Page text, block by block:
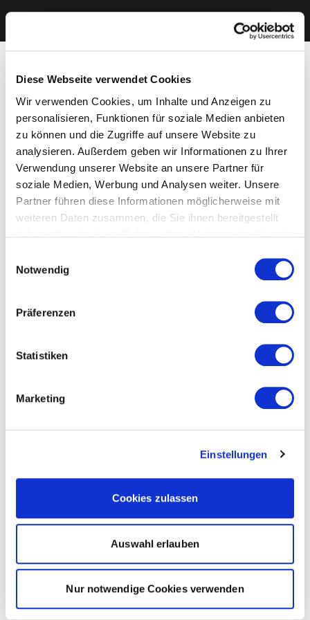
Diese Webseite verwendet Cookies
Wir verwenden Cookies, um Inhalte und Anzeigen zu
personalisieren, Funktionen für soziale Medien anbieten
zu können und die Zugriffe auf unsere Website zu
analysieren. Außerdem geben wir Informationen zu Ihrer
Verwendung unserer Website an unsere Partner für
soziale Medien, Werbung und Analysen weiter. Unsere
Partner führen diese Informationen möglicherweise mit
weiteren Daten zusammen, die Sie ihnen bereitgestellt
Cookies, wenn Sie unsere Webseite weiterhin nutzen.
Notwendig
Präferenzen
Statistiken
Marketing
Einstellungen
Cookies zulassen
Auswahl erlauben
Nur notwendige Cookies verwenden